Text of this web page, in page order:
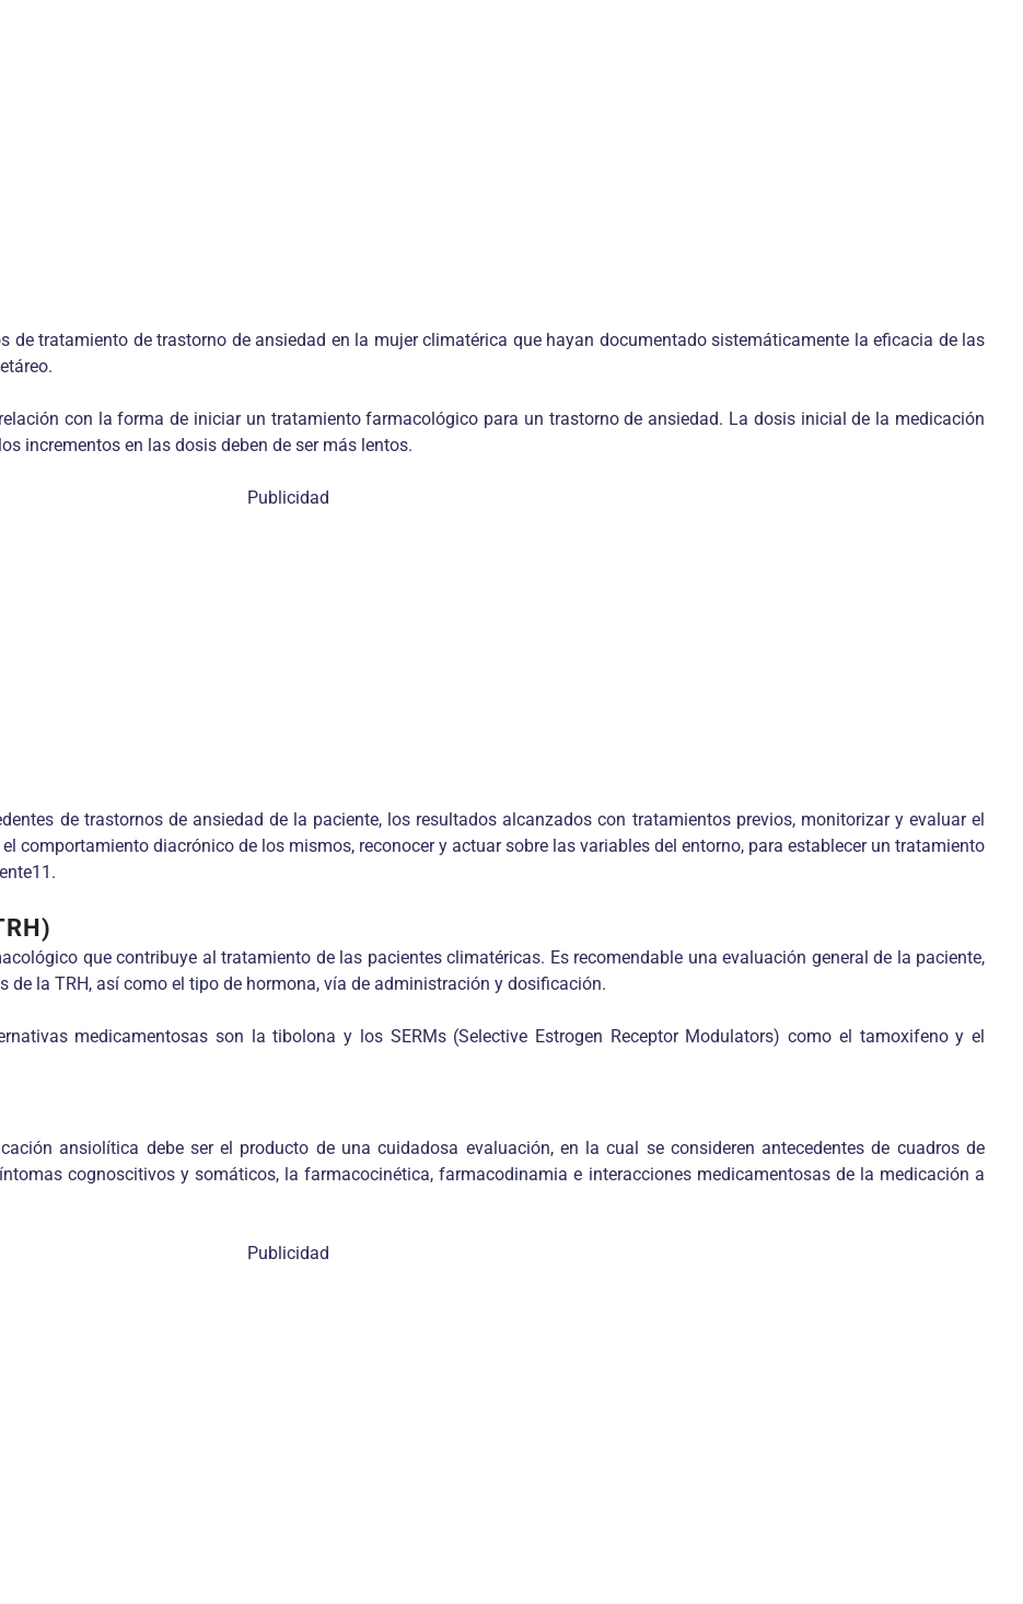
de tratamiento de trastorno de ansiedad en la mujer climatérica que hayan documentado sistemáticamente la eficacia de las
con la forma de iniciar un tratamiento farmacológico para un trastorno de ansiedad. La dosis inicial de la medicación
incrementos en las dosis deben de ser más lentos.
Publicidad
de trastornos de ansiedad de la paciente, los resultados alcanzados con tratamientos previos, monitorizar y evaluar el
comportamiento diacrónico de los mismos, reconocer y actuar sobre las variables del entorno, para establecer un tratamiento
que contribuye al tratamiento de las pacientes climatéricas. Es recomendable una evaluación general de la paciente,
la TRH, así como el tipo de hormona, vía de administración y dosificación.
medicamentosas son la tibolona y los SERMs (Selective Estrogen Receptor Modulators) como el tamoxifeno y el
ansiolítica debe ser el producto de una cuidadosa evaluación, en la cual se consideren antecedentes de cuadros de
cognoscitivos y somáticos, la farmacocinética, farmacodinamia e interacciones medicamentosas de la medicación a
Publicidad